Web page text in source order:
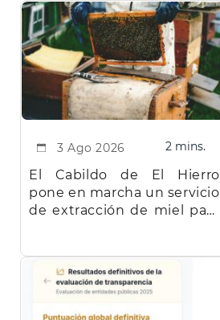
3 Ago 2026 2 mins.
El Cabildo de El Hierro
pone en marcha un servicio
de extracción de miel para